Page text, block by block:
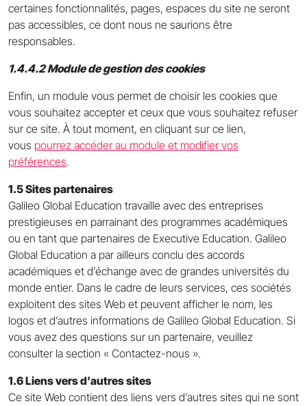
certaines fonctionnalités, pages, espaces du site ne seront
pas accessibles, ce dont nous ne saurions être
responsables.
1.4.4.2 Module de gestion des cookies
Enfin, un module vous permet de choisir les cookies que
vous souhaitez accepter et ceux que vous souhaitez refuser
sur ce site. À tout moment, en cliquant sur ce lien,
vous pourrez accéder au module et modifier vos
préférences.
1.5 Sites partenaires
Galileo Global Education travaille avec des entreprises
prestigieuses en parrainant des programmes académiques
ou en tant que partenaires de Executive Education. Galileo
Global Education a par ailleurs conclu des accords
académiques et d’échange avec de grandes universités du
monde entier. Dans le cadre de leurs services, ces sociétés
exploitent des sites Web et peuvent afficher le nom, les
logos et d’autres informations de Galileo Global Education. Si
vous avez des questions sur un partenaire, veuillez
consulter la section « Contactez-nous ».
1.6 Liens vers d’autres sites
Ce site Web contient des liens vers d’autres sites qui ne sont